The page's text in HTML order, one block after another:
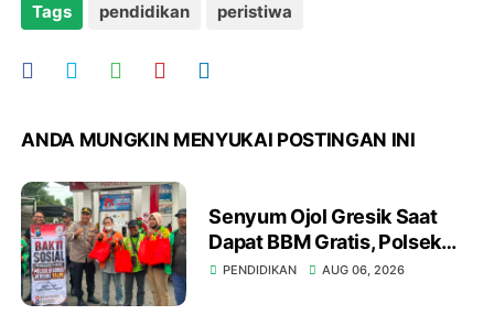
Tags pendidikan peristiwa
ANDA MUNGKIN MENYUKAI POSTINGAN INI
Senyum Ojol Gresik Saat
Dapat BBM Gratis, Polsek
Kebomas dan YALPK Group
PENDIDIKAN AUG 06, 2026